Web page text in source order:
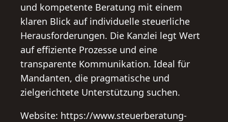
und kompetente Beratung mit einem
klaren Blick auf individuelle steuerliche
Herausforderungen. Die Kanzlei legt Wert
auf effiziente Prozesse und eine
transparente Kommunikation. Ideal für
Mandanten, die pragmatische und
zielgerichtete Unterstützung suchen.
Website: https://www.steuerberatung-